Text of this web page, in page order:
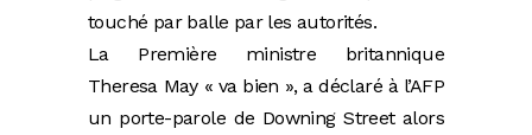
touché par balle par les autorités.
La Première ministre britannique
Theresa May « va bien », a déclaré à l’AFP
un porte-parole de Downing Street alors